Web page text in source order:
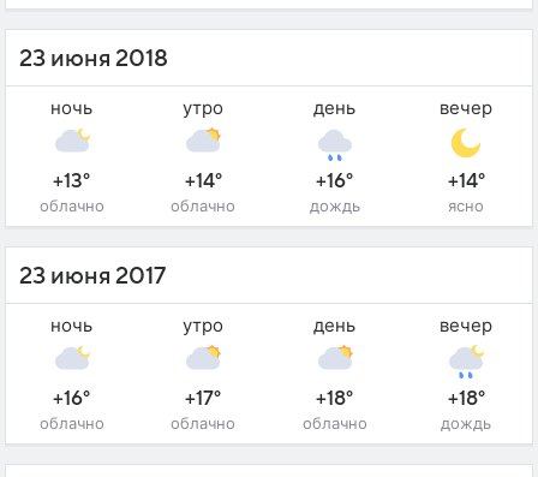
23 июня 2018
ночь
+13°
облачно
утро
+14°
облачно
день
+16°
дождь
вечер
+14°
ясно
23 июня 2017
ночь
+16°
облачно
утро
+17°
облачно
день
+18°
облачно
вечер
+18°
дождь